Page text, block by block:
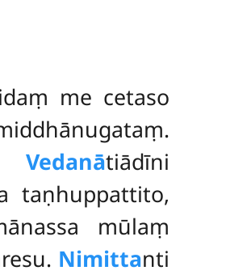
me cetaso
Vedanātiādīni
taṇhuppattito,
mūlaṃ
Nimittanti